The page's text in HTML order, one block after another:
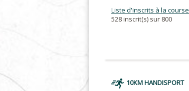
Liste d'inscrits à la course
528 inscrit(s) sur 800
10KM HANDISPORT